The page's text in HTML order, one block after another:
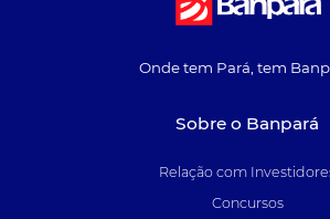
Onde tem Pará, tem
Sobre o Banpará
Relação com
Concursos